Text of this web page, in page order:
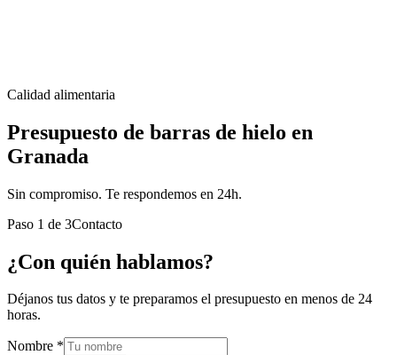
Calidad alimentaria
Presupuesto de barras de hielo en
Granada
Sin compromiso. Te respondemos en 24h.
Paso 1 de 3Contacto
¿Con quién hablamos?
Déjanos tus datos y te preparamos el presupuesto en menos de 24
horas.
Nombre *